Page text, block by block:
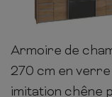
208cm 270cm
Armoire de
270 cm en
imitation chêne